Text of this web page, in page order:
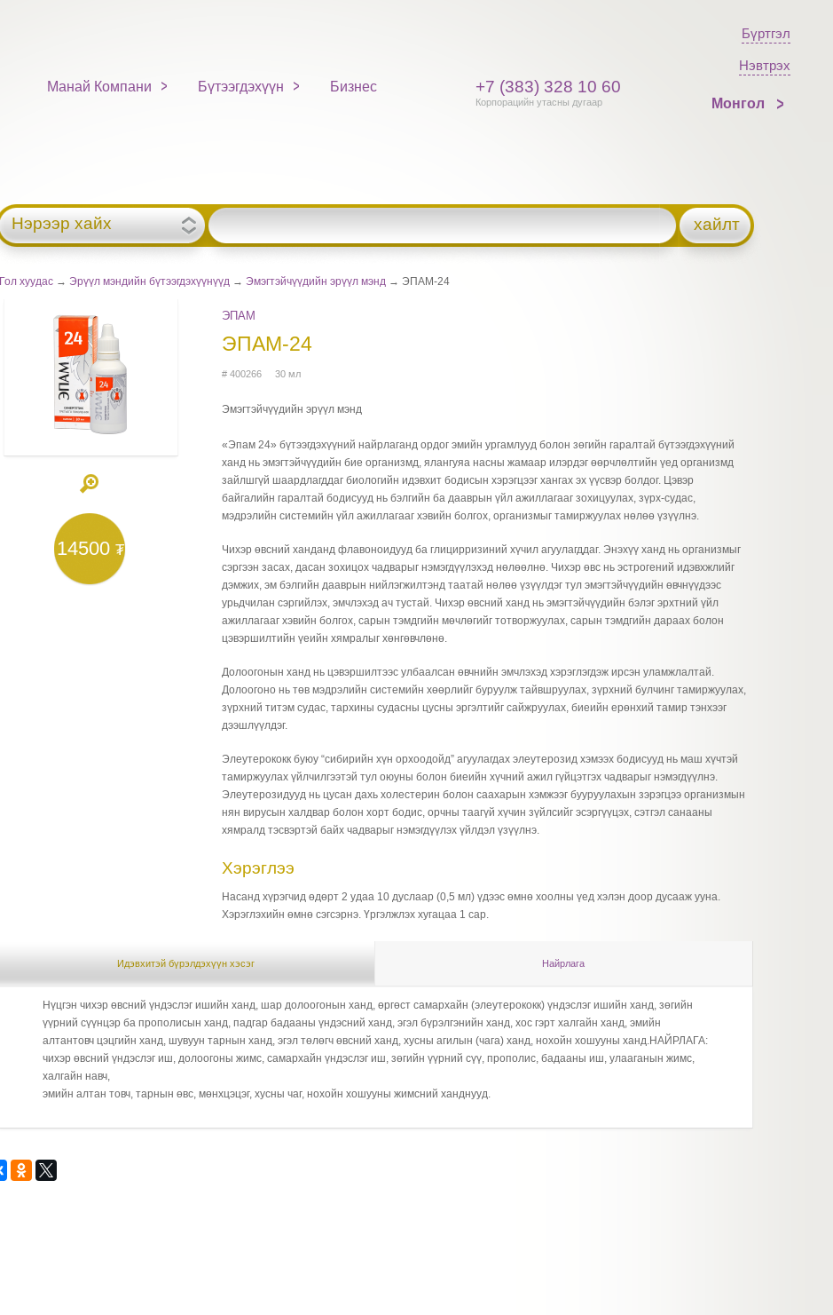
Манай Компани Бүтээгдэхүүн Бизнес +7 (383) 328 10 60
Корпорацийн утасны дугаар
Бүртгэл
Нэвтрэх
Монгол
Нэрээр хайх хайлт
Гол хуудас → Эрүүл мэндийн бүтээгдэхүүнүүд → Эмэгтэйчүүдийн эрүүл мэнд → ЭПАМ-24
14500₮
ЭПАМ
ЭПАМ-24
# 400266 30 мл
Эмэгтэйчүүдийн эрүүл мэнд
«Эпам 24» бүтээгдэхүүний найрлаганд ордог эмийн ургамлууд болон зөгийн гаралтай бүтээгдэхүүний
ханд нь эмэгтэйчүүдийн бие организмд, ялангуяа насны жамаар илэрдэг өөрчлөлтийн үед организмд
зайлшгүй шаардлагддаг биологийн идэвхит бодисын хэрэгцээг хангах эх үүсвэр болдог. Цэвэр
байгалийн гаралтай бодисууд нь бэлгийн ба дааврын үйл ажиллагааг зохицуулах, зүрх-судас,
мэдрэлийн системийн үйл ажиллагааг хэвийн болгох, организмыг тамиржуулах нөлөө үзүүлнэ.
Чихэр өвсний ханданд флавоноидууд ба глицирризиний хүчил агуулагддаг. Энэхүү ханд нь организмыг
сэргээн засах, дасан зохицох чадварыг нэмэгдүүлэхэд нөлөөлнө. Чихэр өвс нь эстрогений идэвхжлийг
дэмжих, эм бэлгийн дааврын нийлэгжилтэнд таатай нөлөө үзүүлдэг тул эмэгтэйчүүдийн өвчнүүдээс
урьдчилан сэргийлэх, эмчлэхэд ач тустай. Чихэр өвсний ханд нь эмэгтэйчүүдийн бэлэг эрхтний үйл
ажиллагааг хэвийн болгох, сарын тэмдгийн мөчлөгийг тотворжуулах, сарын тэмдгийн дараах болон
цэвэршилтийн үеийн хямралыг хөнгөвчлөнө.
Долоогонын ханд нь цэвэршилтээс улбаалсан өвчнийн эмчлэхэд хэрэглэгдэж ирсэн уламжлалтай.
Долоогоно нь төв мэдрэлийн системийн хөөрлийг буруулж тайвшруулах, зүрхний булчинг тамиржуулах,
зүрхний титэм судас, тархины судасны цусны эргэлтийг сайжруулах, биеийн ерөнхий тамир тэнхээг
дээшлүүлдэг.
Элеутерококк буюу “сибирийн хүн орхоодойд” агуулагдах элеутерозид хэмээх бодисууд нь маш хүчтэй
тамиржуулах үйлчилгээтэй тул оюуны болон биеийн хүчний ажил гүйцэтгэх чадварыг нэмэгдүүлнэ.
Элеутерозидууд нь цусан дахь холестерин болон саахарын хэмжээг бууруулахын зэрэгцээ организмын
нян вирусын халдвар болон хорт бодис, орчны таагүй хүчин зүйлсийг эсэргүүцэх, сэтгэл санааны
хямралд тэсвэртэй байх чадварыг нэмэгдүүлэх үйлдэл үзүүлнэ.
Хэрэглээ
Насанд хүрэгчид өдөрт 2 удаа 10 дуслаар (0,5 мл) үдээс өмнө хоолны үед хэлэн доор дусааж ууна.
Хэрэглэхийн өмнө сэгсэрнэ. Үргэлжлэх хугацаа 1 сар.
Идэвхитэй бүрэлдэхүүн хэсэг Найрлага
Нүцгэн чихэр өвсний үндэслэг ишийн ханд, шар долоогонын ханд, өргөст самархайн (элеутерококк) үндэслэг ишийн ханд, зөгийн
үүрний сүүнцэр ба прополисын ханд, падгар бадааны үндэсний ханд, эгэл бүрэлгэнийн ханд, хос гэрт халгайн ханд, эмийн
алтантовч цэцгийн ханд, шувуун тарнын ханд, эгэл төлөгч өвсний ханд, хусны агилын (чага) ханд, нохойн хошууны ханд.НАЙРЛАГА:
чихэр өвсний үндэслэг иш, долоогоны жимс, самархайн үндэслэг иш, зөгийн үүрний сүү, прополис, бадааны иш, улааганын жимс,
халгайн навч,
эмийн алтан товч, тарнын өвс, мөнхцэцэг, хусны чаг, нохойн хошууны жимсний ханднууд.